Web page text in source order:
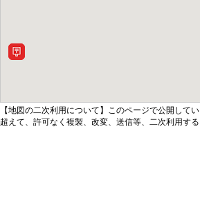
【地図の二次利用について】このページで公開して
超えて、許可なく複製、改変、送信等、二次利用す